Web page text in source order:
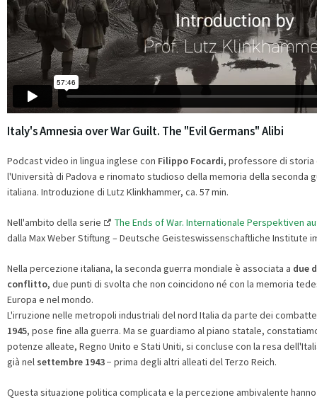
Italy's Amnesia over War Guilt. The "Evil Germans" Alibi
Podcast video in lingua inglese con Filippo Focardi, professore di
l'Università di Padova e rinomato studioso della memoria della seconda
italiana. Introduzione di Lutz Klinkhammer, ca. 57 min.
Nell'ambito della serie
The Ends of War. Internationale Perspektiven
dalla Max Weber Stiftung – Deutsche Geisteswissenschaftliche Institute
Nella percezione italiana, la seconda guerra mondiale è associata a due
conflitto, due punti di svolta che non coincidono né con la memoria
Europa e nel mondo.
L'irruzione nelle metropoli industriali del nord Italia da parte dei
1945, pose fine alla guerra. Ma se guardiamo al piano statale,
potenze alleate, Regno Unito e Stati Uniti, si concluse con la resa
già nel settembre 1943− prima degli altri alleati del Terzo Reich.
Questa situazione politica complicata e la percezione ambivalente